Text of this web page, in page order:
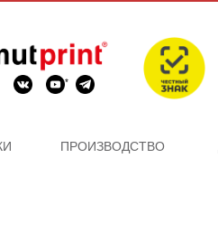
ПРОИЗВОДСТВО
*